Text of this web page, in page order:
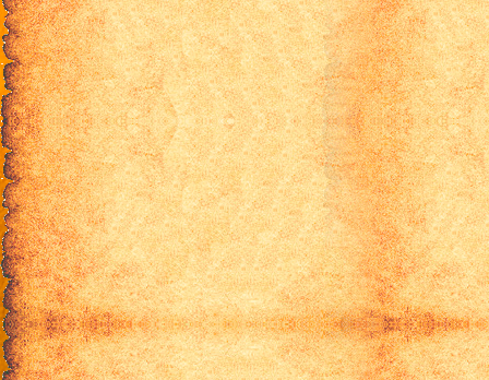
8 серия
9 серия
10 серия
11 серия
12 серия
13 серия